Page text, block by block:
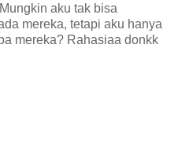
aku tak bisa
mereka, tetapi aku hanya
mereka? Rahasiaa donkk